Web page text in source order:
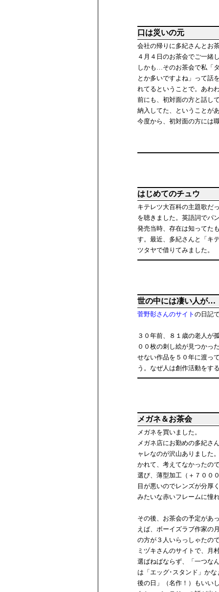
口は災いの元
会社の帰りに多紀さんとお
４月４日のお茶会でご一緒
しかも…そのお茶会で私「
とか多いですよね」って話
れてるということで。あわ
前にも、初対面の方と話し
納入してた、ということが
今度から、初対面の方には
はじめてのチュウ
キテレツ大百科の主題歌だ
を聴きました。英語詞でパ
発売当時、存在は知ってた
す。最近、多紀さんと「キ
ツタヤで借りてみました。
世の中には凄い人が…
菅野彰さんのサイト の日記
３０年前、８１歳の老人が
００枚の刺し絵が見つかっ
せない作品を５０年に渡っ
う。なぜ人は創作活動をす
メガネ＆お茶会
メガネを買いました。
メガネ店にお勤めの多紀さ
ャレなのが沢山ありました
かれて、考えてなかったの
選び、薄型加工（＋７００
目が悪いのでレンズが分厚
みたいな赤いフレームに憧
その後、お茶会の予定があ
えば、ボーイズラブ作家の
の方が３人いらっしゃたの
ミヅキさんのサイトで、月
選ばねばならず、「一つな
は「エッグ･スタンド」か
後の日」（名作！）もいい